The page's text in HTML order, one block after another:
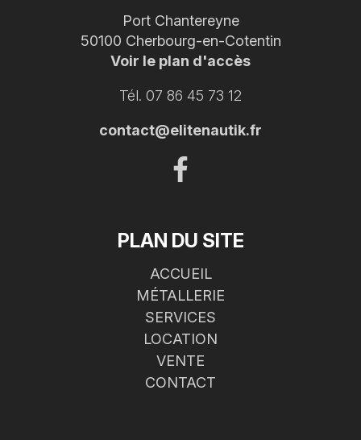
Port Chantereyne
50100 Cherbourg-en-Cotentin
Voir le plan d'accès
Tél. 07 86 45 73 12
contact@elitenautik.fr
PLAN DU SITE
ACCUEIL
MÉTALLERIE
SERVICES
LOCATION
VENTE
CONTACT